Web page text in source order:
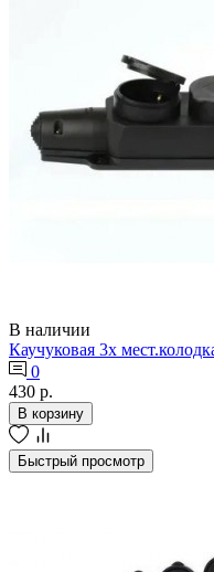
В наличии
Каучуковая 3х
0
430 р.
В корзину
Быстрый просмотр